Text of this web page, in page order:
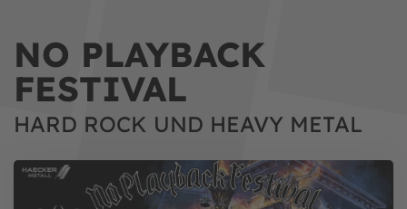
NO PLAYBACK
FESTIVAL
HARD ROCK UND HEAVY METAL